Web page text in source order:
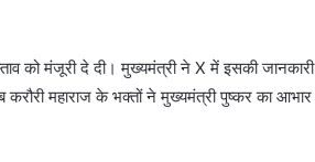
को मंजूरी दे दी। मुख्यमंत्री ने X में इसकी जानकारी
करौरी महाराज के भक्तों ने मुख्यमंत्री पुष्कर का आभार